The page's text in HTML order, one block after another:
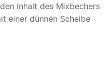
Inhalt des Mixbechers
einer dünnen Scheibe